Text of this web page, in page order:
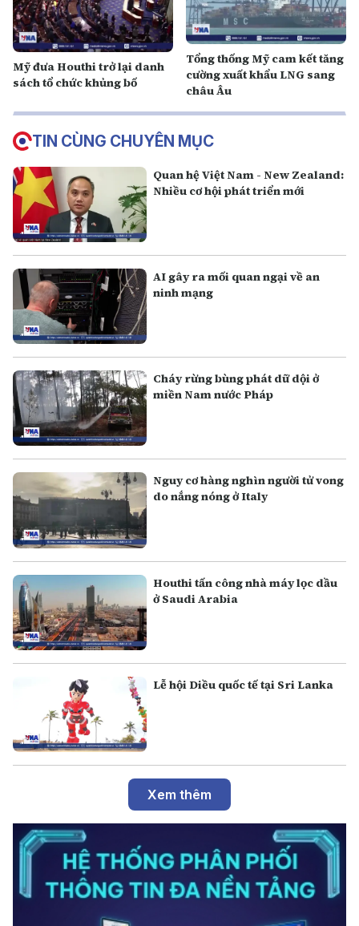
Mỹ đưa Houthi trở lại danh
sách tổ chức khủng bố
Tổng thống Mỹ cam kết tăng
cường xuất khẩu LNG sang
châu Âu
TIN CÙNG CHUYÊN MỤC
Quan hệ Việt Nam - New Zealand:
Nhiều cơ hội phát triển mới
AI gây ra mối quan ngại về an
ninh mạng
Cháy rừng bùng phát dữ dội ở
miền Nam nước Pháp
Nguy cơ hàng nghìn người tử vong
do nắng nóng ở Italy
Houthi tấn công nhà máy lọc dầu
ở Saudi Arabia
Lễ hội Diều quốc tế tại Sri Lanka
Xem thêm